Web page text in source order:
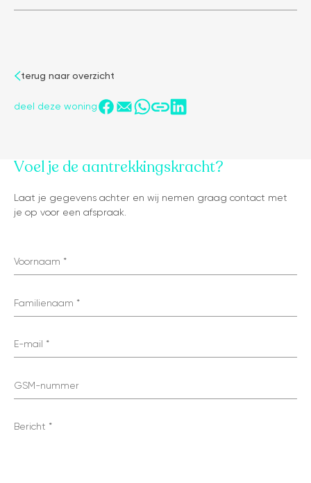
terug naar overzicht
deel deze woning
tonen op kaart
Voel je de aantrekkingskracht?
Laat je gegevens achter en wij nemen graag contact met
je op voor een afspraak.
Voornaam
Familienaam
E-mail
GSM-nummer
Bericht